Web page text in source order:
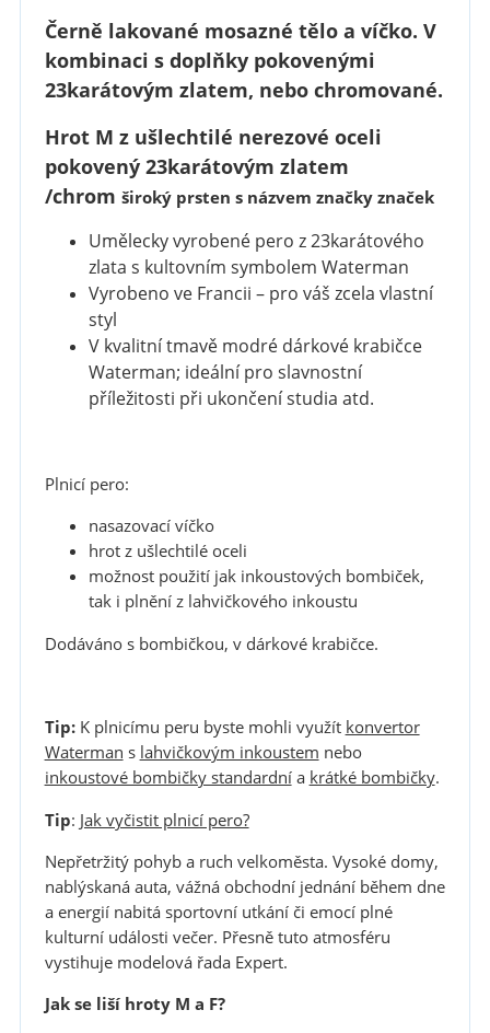
Černě lakované mosazné tělo a víčko. V
kombinaci s doplňky pokovenými
23karátovým zlatem, nebo chromované.
Hrot M z ušlechtilé nerezové oceli
pokovený 23karátovým zlatem
/chrom široký prsten s názvem značky značek
Umělecky vyrobené pero z 23karátového
zlata s kultovním symbolem Waterman
Vyrobeno ve Francii – pro váš zcela vlastní
styl
V kvalitní tmavě modré dárkové krabičce
Waterman; ideální pro slavnostní
příležitosti při ukončení studia atd.
Plnicí pero:
nasazovací víčko
hrot z ušlechtilé oceli
možnost použití jak inkoustových bombiček,
tak i plnění z lahvičkového inkoustu
Dodáváno s bombičkou, v dárkové krabičce.
Tip:K plnicímu peru byste mohli využít konvertor
Waterman s lahvičkovým inkoustem nebo
inkoustové bombičky standardnía krátké bombičky.
Tip: Jak vyčistit plnicí pero?
Nepřetržitý pohyb a ruch velkoměsta. Vysoké domy,
nablýskaná auta, vážná obchodní jednání během dne
a energií nabitá sportovní utkání či emocí plné
kulturní události večer. Přesně tuto atmosféru
vystihuje modelová řada Expert.
Jak se liší hroty M a F?